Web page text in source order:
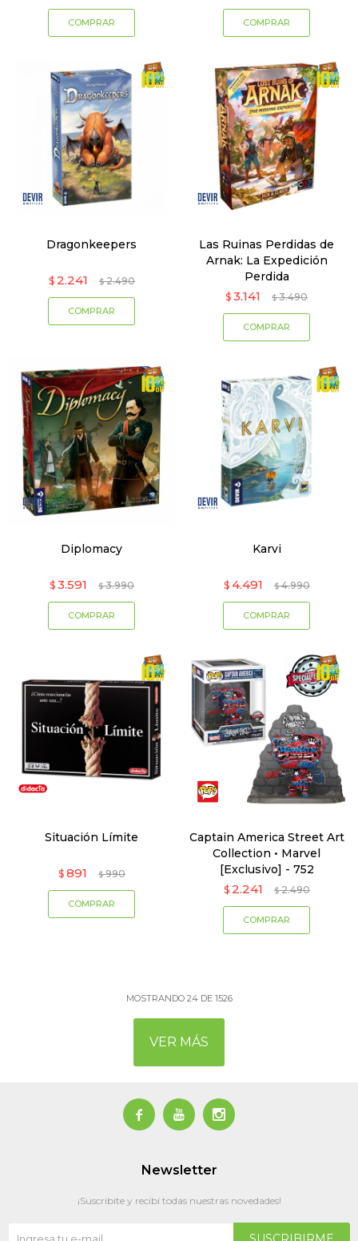
Dragonkeepers
$ 2.241 $ 2.490
Las Ruinas Perdidas de
Arnak: La Expedición
Perdida
$ 3.141 $ 3.490
Diplomacy
$ 3.591 $ 3.990
Karvi
$ 4.491 $ 4.990
Situación Límite
$ 891 $ 990
Captain America Street Art
Collection • Marvel
[Exclusivo] - 752
$ 2.241 $ 2.490
MOSTRANDO 24DE 1526
VER MÁS
  
Newsletter
¡Suscribite y recibí todas nuestras novedades!